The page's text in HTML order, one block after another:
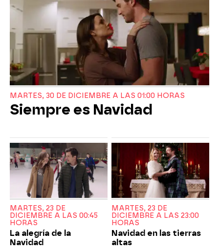
MARTES, 30 DE DICIEMBRE A LAS 01:00 HORAS
Siempre es Navidad
MARTES, 23 DE
DICIEMBRE A LAS 00:45
HORAS
La alegría de la
Navidad
MARTES, 23 DE
DICIEMBRE A LAS 23:00
HORAS
Navidad en las tierras
altas